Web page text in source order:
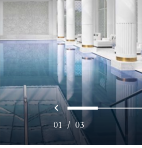
Anterior
0 1
01 / 03